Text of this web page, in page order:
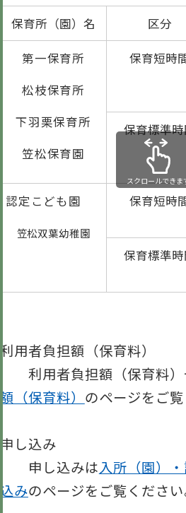
保育所（園）名 区分
第一保育所
松枝保育所
下羽栗保育所
笠松保育園
保育短時
保育標準
認定こども園
笠松双葉幼稚園
保育短時
保育標準
スクロールできま
利用者負担額（保育料）
利用者負担額（保育料）
額（保育料） のページをご覧
申し込み
申し込みは入所（園）
込みのページをご覧ください